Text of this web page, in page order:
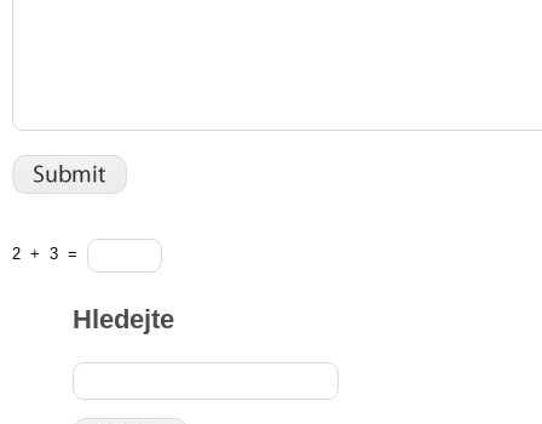
2 + 3 =
Hledejte